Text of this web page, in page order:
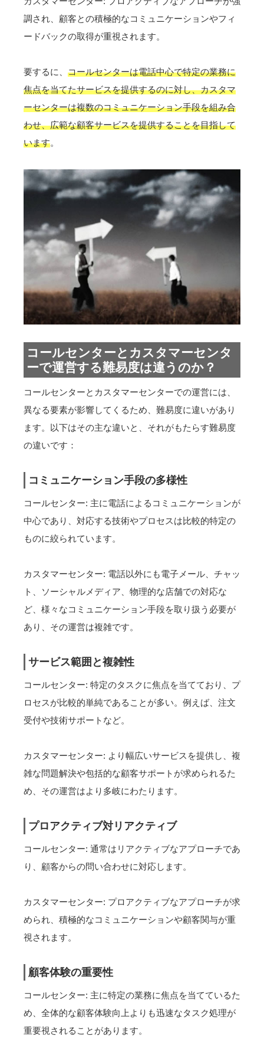
調され、顧客との積極的なコミュニケーションやフィ
ードバックの取得が重視されます。
要するに、 コールセンターは電話中心で特定の業務に
焦点を当てたサービスを提供するのに対し、カスタマ
ーセンターは複数のコミュニケーション手段を組み合
わせ、広範な顧客サービスを提供することを目指して
います。
コールセンターとカスタマーセンタ
ーで運営する難易度は違うのか？
コールセンターとカスタマーセンターでの運営には、
異なる要素が影響してくるため、難易度に違いがあり
ます。以下はその主な違いと、それがもたらす難易度
の違いです：
コミュニケーション手段の多様性
コールセンター: 主に電話によるコミュニケーションが
中心であり、対応する技術やプロセスは比較的特定の
ものに絞られています。
カスタマーセンター: 電話以外にも電子メール、チャッ
ト、ソーシャルメディア、物理的な店舗での対応な
ど、様々なコミュニケーション手段を取り扱う必要が
あり、その運営は複雑です。
サービス範囲と複雑性
コールセンター: 特定のタスクに焦点を当てており、プ
ロセスが比較的単純であることが多い。例えば、注文
受付や技術サポートなど。
カスタマーセンター: より幅広いサービスを提供し、複
雑な問題解決や包括的な顧客サポートが求められるた
め、その運営はより多岐にわたります。
プロアクティブ対リアクティブ
コールセンター: 通常はリアクティブなアプローチであ
り、顧客からの問い合わせに対応します。
カスタマーセンター: プロアクティブなアプローチが求
められ、積極的なコミュニケーションや顧客関与が重
視されます。
顧客体験の重要性
コールセンター: 主に特定の業務に焦点を当てているた
め、全体的な顧客体験向上よりも迅速なタスク処理が
重要視されることがあります。